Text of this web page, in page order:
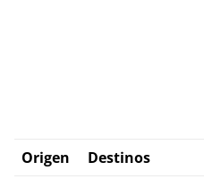
Origen
Destinos